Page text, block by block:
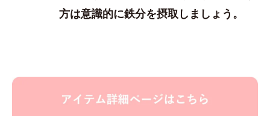
方は意識的に鉄分を摂取しましょう。